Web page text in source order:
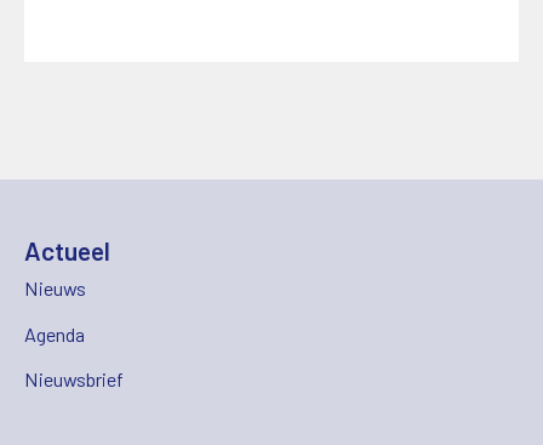
Actueel
Nieuws
Agenda
Nieuwsbrief